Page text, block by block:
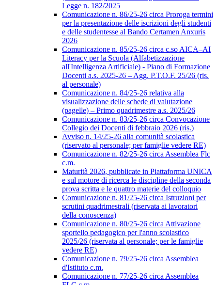
Legge n. 182/2025
Comunicazione n. 86/25-26 circa Proroga termini
per la presentazione delle iscrizioni degli studenti
e delle studentesse al Bando Certamen Anxuris
2026
Comunicazione n. 85/25-26 circa c.so AICA–AI
Literacy per la Scuola (Alfabetizzazione
all'Intelligenza Artificiale) - Piano di Formazione
Docenti a.s. 2025-26 – Agg. P.T.O.F. 25/26 (ris.
al personale)
Comunicazione n. 84/25-26 relativa alla
visualizzazione delle schede di valutazione
(pagelle) – Primo quadrimestre a.s. 2025/26
Comunicazione n. 83/25-26 circa Convocazione
Collegio dei Docenti di febbraio 2026 (ris.)
Avviso n. 14/25-26 alla comunità scolastica
(riservato al personale; per famiglie vedere RE)
Comunicazione n. 82/25-26 circa Assemblea Flc
c.m.
Maturità 2026, pubblicate in Piattaforma UNICA
e sul motore di ricerca le discipline della seconda
prova scritta e le quattro materie del colloquio
Comunicazione n. 81/25-26 circa Istruzioni per
scrutini quadrimestrali (riservata ai lavoratori
della conoscenza)
Comunicazione n. 80/25-26 circa Attivazione
sportello pedagogico per l'anno scolastico
2025/26 (riservata al personale; per le famiglie
vedere RE)
Comunicazione n. 79/25-26 circa Assemblea
d'Istituto c.m.
Comunicazione n. 77/25-26 circa Assemblea